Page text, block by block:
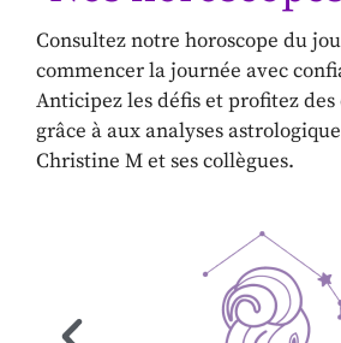
Consultez notre horoscope du
commencer la journée avec
Anticipez les défis et profitez
grâce à aux analyses
Christine M et ses collègues.